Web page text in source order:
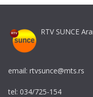
RTV SUNCE
email: rtvsunce@mts.rs
tel: 034/725-154